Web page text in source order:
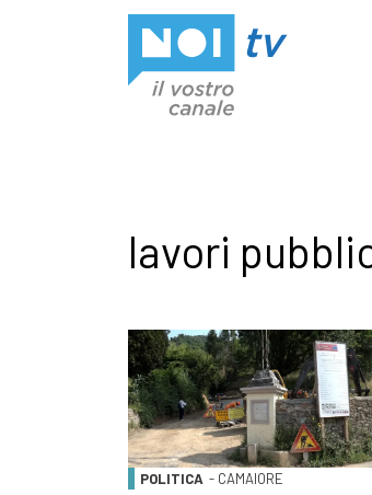
lavori
POLITICA - CAMAIORE